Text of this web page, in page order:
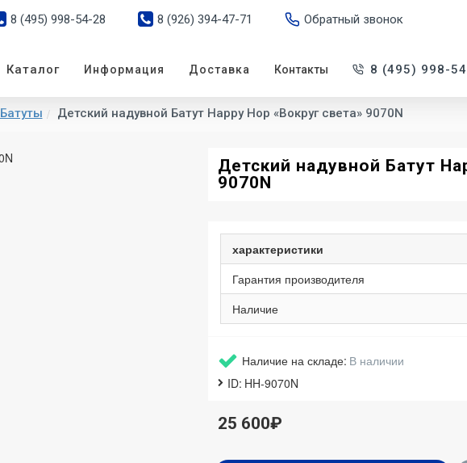
8 (495) 998-54-28 8 (926) 394-47-71 Обратный звонок
Каталог Информация Доставка Контакты 8 (495) 998-
Батуты Детский надувной Батут Happy Hop «Вокруг света» 9070N
Детский надувной Батут
9070N
Наличие на складе: В наличии
ID: HH-9070N
25 600₽
характеристики
Гарантия производителя
Наличие